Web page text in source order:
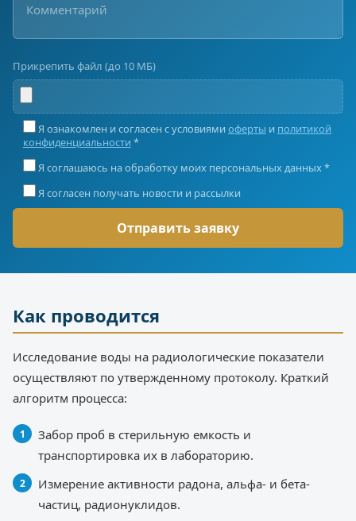
Прикрепить файл (до 10 МБ)
Я ознакомлен и согласен с условиями оферты и политикой
конфиденциальности *
Я соглашаюсь на обработку моих персональных данных *
Я согласен получать новости и рассылки
Как проводится
Исследование воды на радиологические показатели
осуществляют по утвержденному протоколу. Краткий
алгоритм процесса:
Забор проб в стерильную емкость и
транспортировка их в лабораторию.
Измерение активности радона, альфа- и бета-
частиц, радионуклидов.